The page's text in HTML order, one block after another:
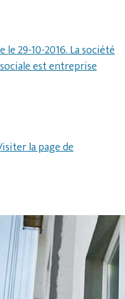
29-10-2016. La société
est entreprise
la page de